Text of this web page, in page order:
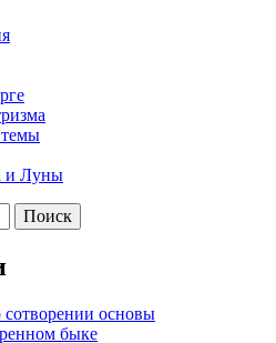
и Луны
сотворении основы
быке